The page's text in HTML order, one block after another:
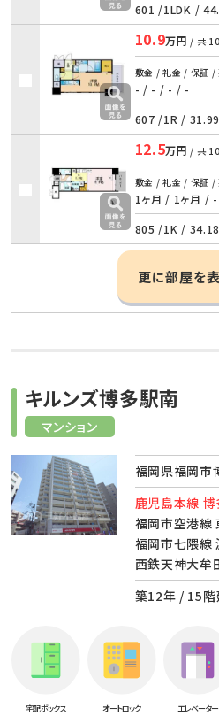
601 /1LDK /
10.9万円 / 共
敷金 / 礼金 / 保証 /
- / - / - / -
607 /1R /
12.5万円 / 共
敷金 / 礼金 / 保証 /
1ヶ月 / 1ヶ月 /
805 /1K /
更に部屋を
マンション
キルンズ博多駅南
福岡県福岡市
鹿児島本線
福岡市空港線
福岡市七隈線
西鉄天神大牟
築12年 / 15階
宅配ボックス オートロック エレベーター